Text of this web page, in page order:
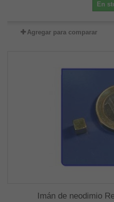
En
Agregar para comparar
Imán de neodimio